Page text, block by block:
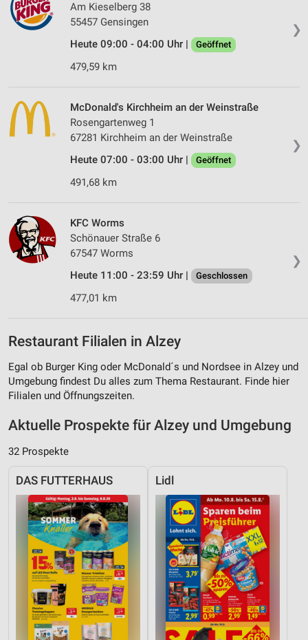
❯
Am Kieselberg 38
55457 Gensingen
Heute 09:00 - 04:00 Uhr |
Geöffnet
479,59 km
❯
McDonald's Kirchheim an der Weinstraße
Rosengartenweg 1
67281 Kirchheim an der Weinstraße
Heute 07:00 - 03:00 Uhr |
Geöffnet
491,68 km
❯
KFC Worms
Schönauer Straße 6
67547 Worms
Heute 11:00 - 23:59 Uhr |
Geschlossen
477,01 km
Restaurant Filialen in Alzey
Egal ob Burger King oder McDonald´s und Nordsee in Alzey und
Umgebung findest Du alles zum Thema Restaurant. Finde hier
Filialen und Öffnungszeiten.
Aktuelle Prospekte für Alzey und Umgebung
32 Prospekte
DAS FUTTERHAUS Lidl